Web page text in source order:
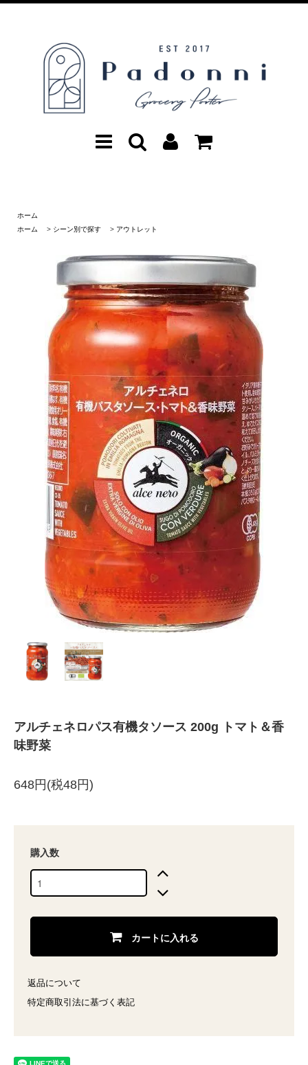
ホーム
ホーム
> シーン別で探す > アウトレット
アルチェネロパス有機タソース 200g トマト＆香
味野菜
648円(税48円)
購入数
カートに入れる
返品について
特定商取引法に基づく表記